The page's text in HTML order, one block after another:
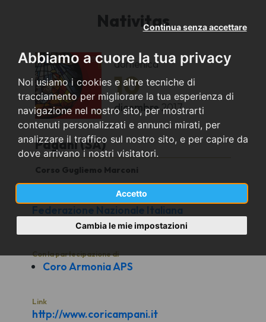
Abbiamo a cuore la tua privacy
Noi usiamo i cookies e altre tecniche di
tracciamento per migliorare la tua esperienza di
navigazione nel nostro sito, per mostrarti
contenuti personalizzati e annunci mirati, per
analizzare il traffico sul nostro sito, e per capire da
dove arrivano i nostri visitatori.
Accetto
Continua senza accettare
Cambia le mie impostazioni
Nativitas
domenica
10
dicembre 2017
Pagani (SA)
Corso Gugliemo Marconi
Federazione Nazionale Italiana
Associazioni Regionali Corali
Con la partecipazione di
Coro Armonia APS
Link
http://www.coricampani.it